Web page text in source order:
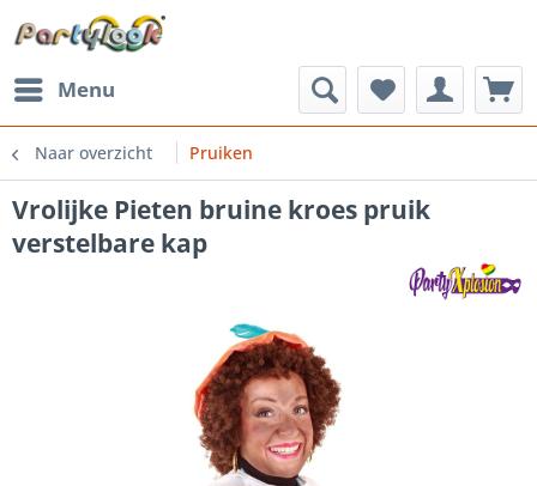
Menu
Naar overzicht Pruiken
Vrolijke Pieten bruine kroes pruik
verstelbare kap